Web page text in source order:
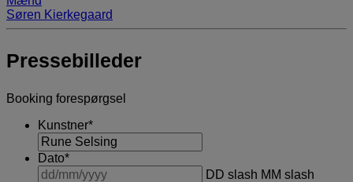
Søren Kierkegaard
Pressebilleder
Booking forespørgsel
Kunstner*
Dato*
DD slash MM slash